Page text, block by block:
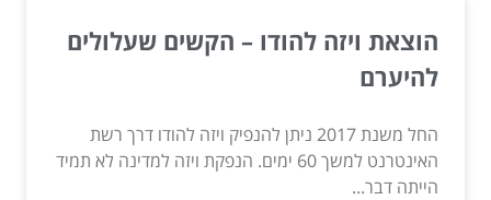
הוצאת ויזה להודו – הקשים שעלולים
להיערם
החל משנת 2017 ניתן להנפיק ויזה להודו דרך רשת
האינטרנט למשך 60 ימים. הנפקת ויזה למדינה לא תמיד
הייתה דבר...